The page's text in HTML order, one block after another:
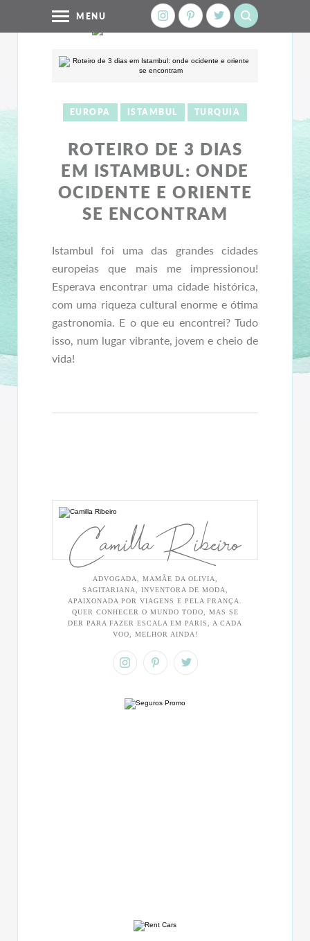
MENU
EUROPA ISTAMBUL TURQUIA
ROTEIRO DE 3 DIAS
EM ISTAMBUL: ONDE
OCIDENTE E ORIENTE
SE ENCONTRAM
Istambul foi uma das grandes cidades
europeias que mais me impressionou!
Esperava encontrar uma cidade histórica,
com uma riqueza cultural enorme e ótima
gastronomia. E o que eu encontrei? Tudo
isso, num lugar vibrante, jovem e cheio de
vida!
Camilla Ribeiro
ADVOGADA, MAMÃE DA OLIVIA,
SAGITARIANA, INVENTORA DE MODA,
APAIXONADA POR VIAGENS E PELA FRANÇA.
QUER CONHECER O MUNDO TODO, MAS SE
DER PARA FAZER ESCALA EM PARIS, A CADA
VOO, MELHOR AINDA!